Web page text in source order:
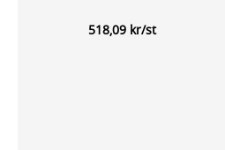
518,09 kr/st